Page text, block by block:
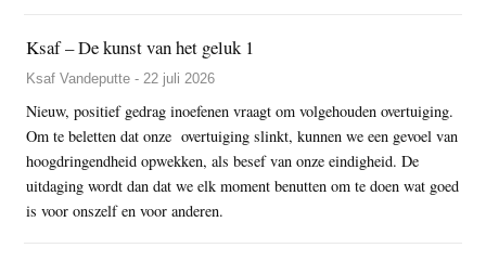
Ksaf – De kunst van het geluk 1
Ksaf Vandeputte - 22 juli 2026
Nieuw, positief gedrag inoefenen vraagt om volgehouden overtuiging.
Om te beletten dat onze overtuiging slinkt, kunnen we een gevoel van
hoogdringendheid opwekken, als besef van onze eindigheid. De
uitdaging wordt dan dat we elk moment benutten om te doen wat goed
is voor onszelf en voor anderen.